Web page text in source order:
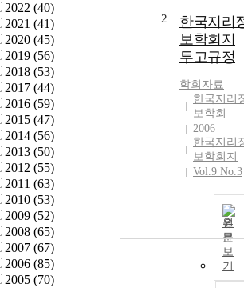
2022 (40)
2021 (41)
2020 (45)
2019 (56)
2018 (53)
2017 (44)
2016 (59)
2015 (47)
2014 (56)
2013 (50)
2012 (55)
2011 (63)
2010 (53)
2009 (52)
2008 (65)
2007 (67)
2006 (85)
2005 (70)
2
한국지리
보학회지
투고규정
학회자료
한국지리
보학회
2006
한국지리
보학회지
Vol.9 No.3
원
문
보
기